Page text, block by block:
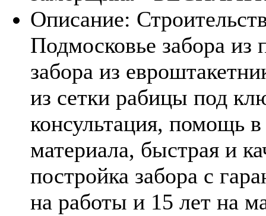
Описание:
Подмосковье забора из
забора из
из сетки рабицы под
консультация, помощь
материала, быстрая и
постройка забора с
на работы и 15 лет на